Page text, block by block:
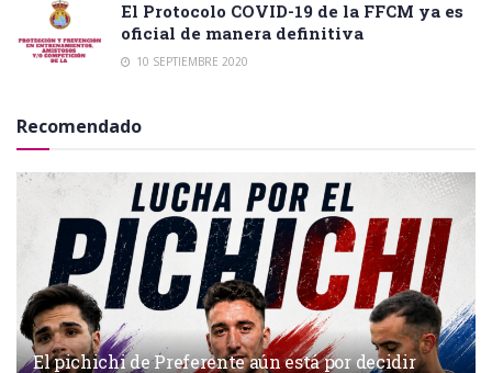
El Protocolo COVID-19 de la FFCM ya es
oficial de manera definitiva
10 SEPTIEMBRE 2020
Recomendado
El pichichi de Preferente aún está por decidir